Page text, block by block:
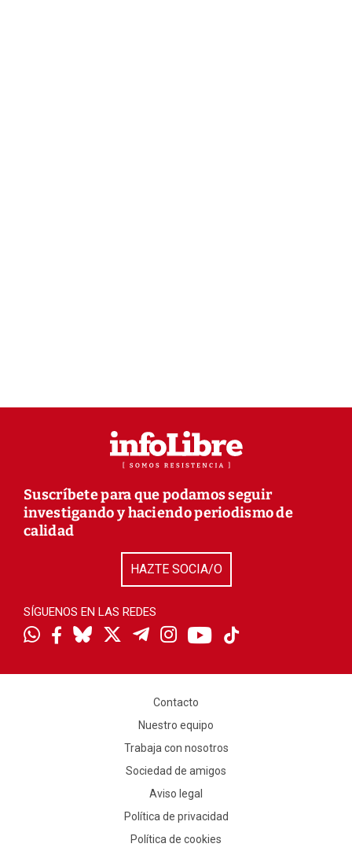
Suscríbete para que podamos seguir
investigando y haciendo periodismo de
calidad
HAZTE SOCIA/O
SÍGUENOS EN LAS REDES
Contacto
Nuestro equipo
Trabaja con nosotros
Sociedad de amigos
Aviso legal
Política de privacidad
Política de cookies